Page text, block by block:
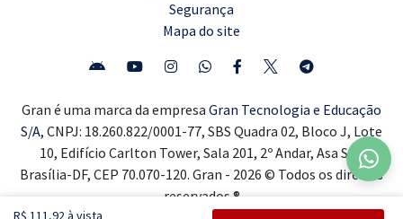
R$ 111,92 à vista
Segurança
Mapa do site
Gran é uma marca da empresa Gran Tecnologia e Educação
S/A, CNPJ: 18.260.822/0001-77, SBS Quadra 02, Bloco J, Lote
10, Edifício Carlton Tower, Sala 201, 2º Andar, Asa Sul,
Brasília-DF, CEP 70.070-120. Gran - 2026 © Todos os direitos
reservados ®